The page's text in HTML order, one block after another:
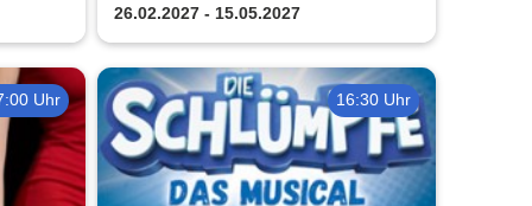
ganze Familie
26.02.2027 - 15.05.2027
Uhr 16:30 Uhr